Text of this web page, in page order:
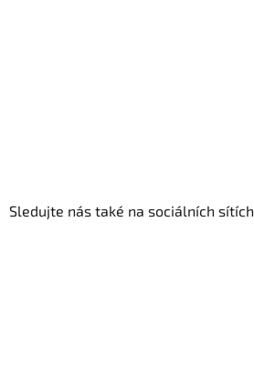
Sledujte nás také na sociálních sítích